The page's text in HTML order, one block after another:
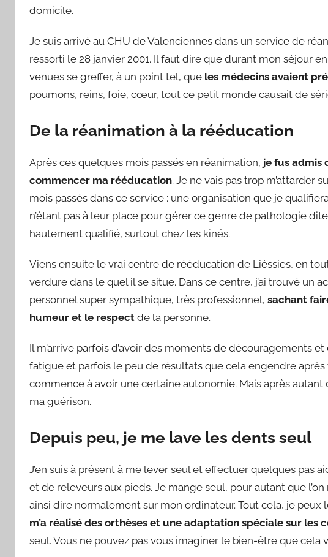
domicile.
Je suis arrivé au CHU de Valenciennes dans un service de
ressorti le 28 janvier 2001. Il faut dire que durant mon séjour
venues se greffer, à un point tel, que les médecins avaient
poumons, reins, foie, cœur, tout ce petit monde causait de
De la réanimation à la rééducation
Après ces quelques mois passés en réanimation, je fus admis
commencer ma rééducation. Je ne vais pas trop m’attarder
mois passés dans ce service : une organisation que je
n’étant pas à leur place pour gérer ce genre de pathologie
hautement qualifié, surtout chez les kinés.
Viens ensuite le vrai centre de rééducation de Liéssies, en
verdure dans le quel il se situe. Dans ce centre, j’ai trouvé un
personnel super sympathique, très professionnel, sachant
humeur et le respect de la personne.
Il m’arrive parfois d’avoir des moments de découragements
fatigue et parfois le peu de résultats que cela engendre après
commence à avoir une certaine autonomie. Mais après
ma guérison.
Depuis peu, je me lave les dents seul
J’en suis à présent à me lever seul et effectuer quelques pas
et de releveurs aux pieds. Je mange seul, pour autant que
ainsi dire normalement sur mon ordinateur. Tout cela, je peux
m’a réalisé des orthèses et une adaptation spéciale sur les
seul. Vous ne pouvez pas vous imaginer le bien-être que cela